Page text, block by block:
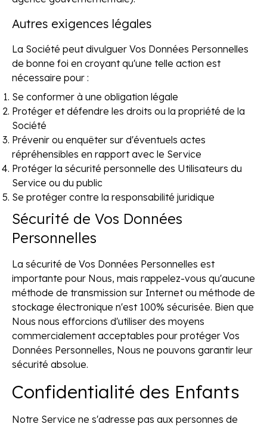
Autres exigences légales
La Société peut divulguer Vos Données Personnelles
de bonne foi en croyant qu'une telle action est
nécessaire pour :
Se conformer à une obligation légale
Protéger et défendre les droits ou la propriété de la
Société
Prévenir ou enquêter sur d'éventuels actes
répréhensibles en rapport avec le Service
Protéger la sécurité personnelle des Utilisateurs du
Service ou du public
Se protéger contre la responsabilité juridique
Sécurité de Vos Données
Personnelles
La sécurité de Vos Données Personnelles est
importante pour Nous, mais rappelez-vous qu'aucune
méthode de transmission sur Internet ou méthode de
stockage électronique n'est 100% sécurisée. Bien que
Nous nous efforcions d'utiliser des moyens
commercialement acceptables pour protéger Vos
Données Personnelles, Nous ne pouvons garantir leur
sécurité absolue.
Confidentialité des Enfants
Notre Service ne s'adresse pas aux personnes de